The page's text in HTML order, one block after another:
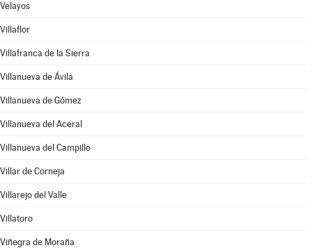
Velayos
Villaflor
Villafranca de la Sierra
Villanueva de Ávila
Villanueva de Gómez
Villanueva del Aceral
Villanueva del Campillo
Villar de Corneja
Villarejo del Valle
Villatoro
Viñegra de Moraña